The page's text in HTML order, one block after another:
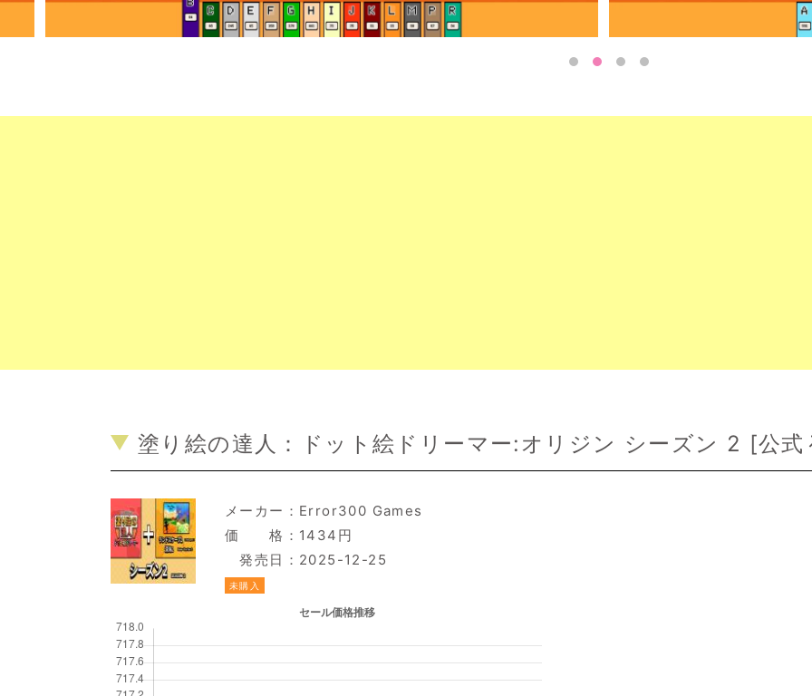
塗り絵の達人：ドット絵ドリーマー:オリジン シーズン 2 [公
メーカー： Error300 Games
価 格：1434円
発売日：2025-12-25
未購入